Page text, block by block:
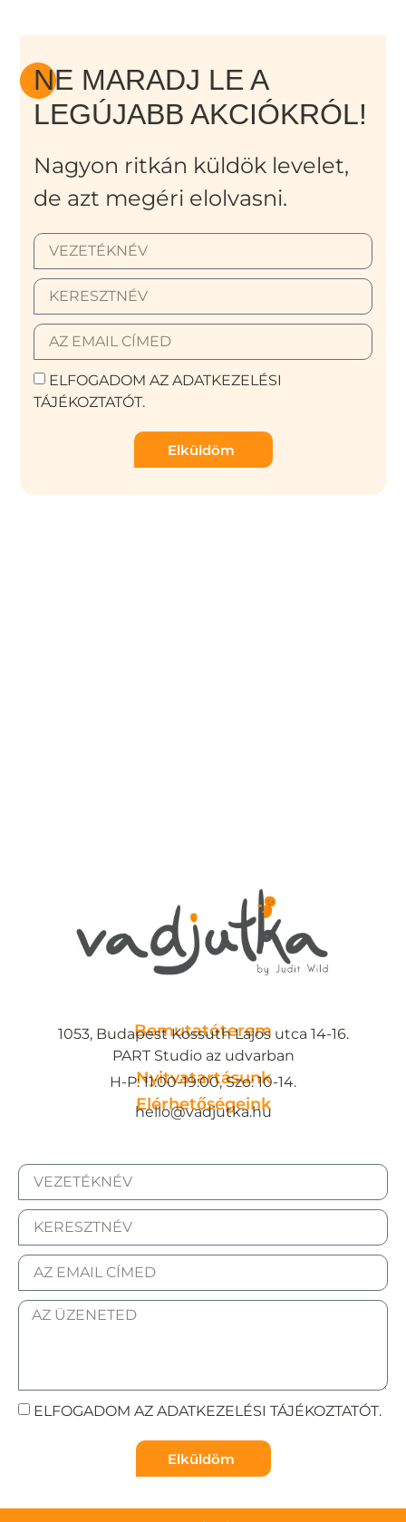
NE MARADJ LE A
LEGÚJABB AKCIÓKRÓL!
Nagyon ritkán küldök levelet,
de azt megéri elolvasni.
ELFOGADOM AZ ADATKEZELÉSI
TÁJÉKOZTATÓT.
Elküldöm
Bemutatóterem
1053, Budapest Kossuth Lajos utca 14-16.
PART Studio az udvarban
Nyitvatartásunk
H-P: 11:00-19:00, Szo: 10-14.
Elérhetőségeink
hello@vadjutka.hu
ELFOGADOM AZ ADATKEZELÉSI TÁJÉKOZTATÓT.
Elküldöm